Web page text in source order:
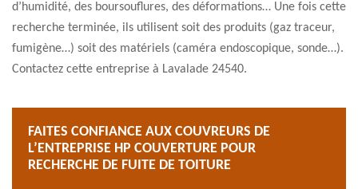
d’humidité, des boursouflures, des déformations… Une fois cette
recherche terminée, ils utilisent soit des produits (gaz traceur,
fumigène…) soit des matériels (caméra endoscopique, sonde…).
Contactez cette entreprise à Lavalade 24540.
FAITES CONFIANCE AUX COUVREURS DE
L’ENTREPRISE HP COUVERTURE POUR
RECHERCHE DE FUITE DE TOITURE